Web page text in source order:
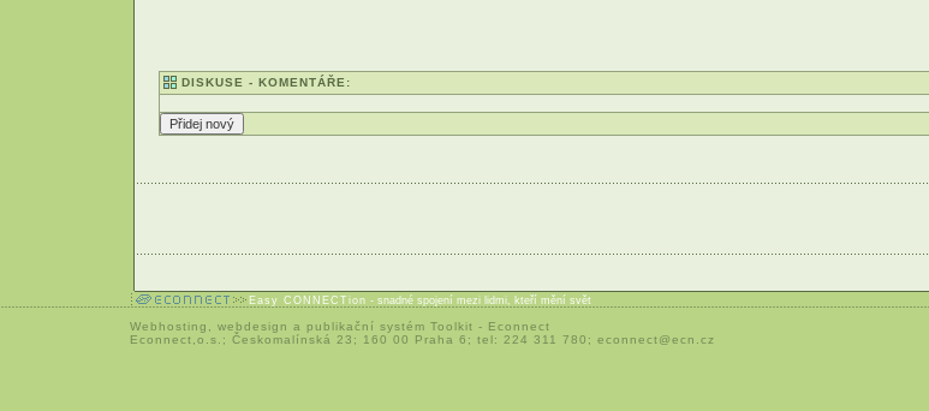
DISKUSE - KOMENTÁŘE:
Easy CONNECTion - snadné spojení mezi lidmi, kteří mění svět
Webhosting webdesign a publikační systém Toolkit - Econnect
Econnect,o.s.; Českomalínská 23; 160 00 Praha 6; tel: 224 311 780; econnect@ecn.cz